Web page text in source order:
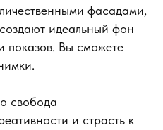
фасадами,
идеальный фон
показов. Вы сможете
свобода
и страсть к